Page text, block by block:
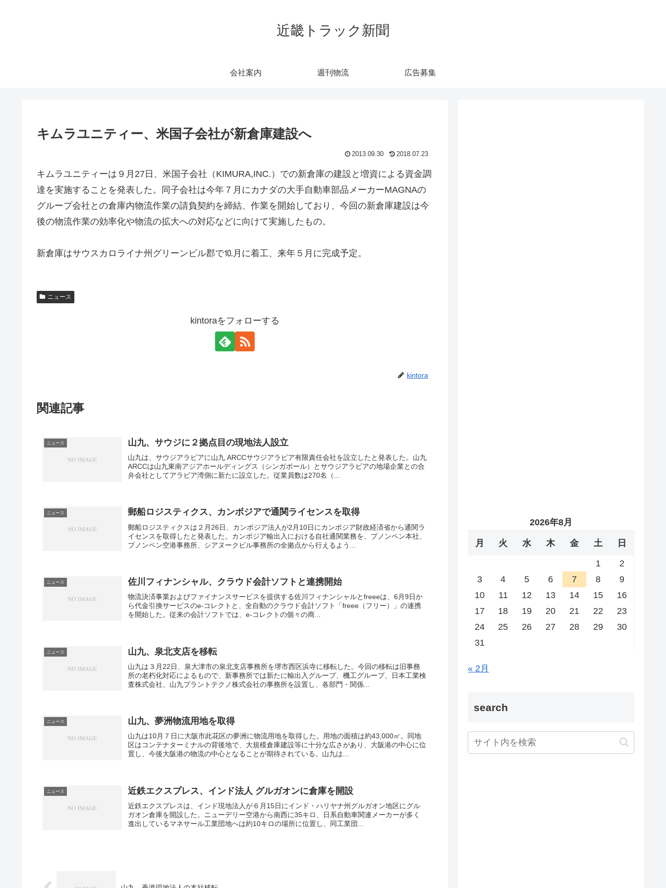
近畿トラック新聞
会社案内 週刊物流 広告募集
キムラユニティー、米国子会社が新倉庫建設へ
2013.09.30 2018.07.23
キムラユニティーは９月27日、米国子会社（KIMURA,INC.）での新倉庫の建設と増資による資金調
達を実施することを発表した。同子会社は今年７月にカナダの大手自動車部品メーカーMAGNAの
グループ会社との倉庫内物流作業の請負契約を締結、作業を開始しており、今回の新倉庫建設は今
後の物流作業の効率化や物流の拡大への対応などに向けて実施したもの。
新倉庫はサウスカロライナ州グリーンビル郡で⒑月に着工、来年５月に完成予定。
i
r
i
ニュース
kintoraをフォローする
kintora
関連記事
ニュース 山九、サウジに２拠点目の現地法人設立
山九は、サウジアラビアに山九 ARCCサウジアラビア有限責任会社を設立したと発表した。山九
ARCCは山九東南アジアホールディングス（シンガポール）とサウジアラビアの地場企業との合
弁会社としてアラビア湾側に新たに設立した。従業員数は270名（...
ニュース 郵船ロジスティクス、カンボジアで通関ライセンスを取得
郵船ロジスティクスは２月26日、カンボジア法人が2月10日にカンボジア財政経済省から通関ラ
イセンスを取得したと発表した。カンボジア輸出入における自社通関業務を、プノンペン本社、
プノンペン空港事務所、シアヌークビル事務所の全拠点から行えるよう...
ニュース 佐川フィナンシャル、クラウド会計ソフトと連携開始
物流決済事業およびファイナンスサービスを提供する佐川フィナンシャルとfreeeは、6月9日か
ら代金引換サービスのe-コレクトと、全自動のクラウド会計ソフト「freee（フリー）」の連携
を開始した。従来の会計ソフトでは、e-コレクトの個々の商...
ニュース 山九、泉北支店を移転
山九は３月22日、泉大津市の泉北支店事務所を堺市西区浜寺に移転した。今回の移転は旧事務
所の老朽化対応によるもので、新事務所では新たに輸出入グループ、機工グループ、日本工業検
査株式会社、山九プラントテクノ株式会社の事務所を設置し、各部門・関係...
ニュース 山九、夢洲物流用地を取得
山九は10月７日に大阪市此花区の夢洲に物流用地を取得した。用地の面積は約43,000㎡。同地
区はコンテナターミナルの背後地で、大規模倉庫建設等に十分な広さがあり、大阪港の中心に位
置し、今後大阪港の物流の中心となることが期待されている。山九は...
ニュース 近鉄エクスプレス、インド法人 グルガオンに倉庫を開設
近鉄エクスプレスは、インド現地法人が６月15日にインド・ハリヤナ州グルガオン地区にグル
ガオン倉庫を開設した。ニューデリー空港から南西に35キロ、日系自動車関連メーカーが多く
進出しているマネサール工業団地へは約10キロの場所に位置し、同工業団...
2026年8月
月 火 水 木 金 土 日
1
2
3
4 5 6 7 8
9
10
11 12 13 14 15
16
17
18 19 20 21 22
23
24
25 26 27 28 29
30
31
« 2月
search